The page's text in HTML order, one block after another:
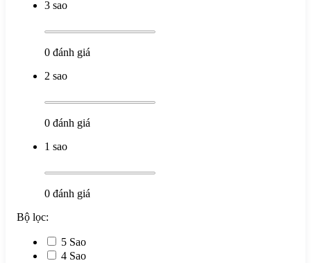
3 sao
0 đánh giá
2 sao
0 đánh giá
1 sao
0 đánh giá
Bộ lọc:
5 Sao
4 Sao